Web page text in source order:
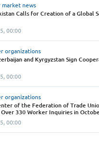
market news
Calls for Creation of a Global
00:00
organizations
and Kyrgyzstan Sign
00:00
organizations
of the Federation of Trade
Over 330 Worker Inquiries in
00:00